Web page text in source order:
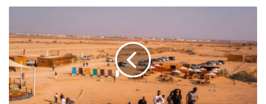
Mountains
:
un
voyage
culinaire
inoubliable